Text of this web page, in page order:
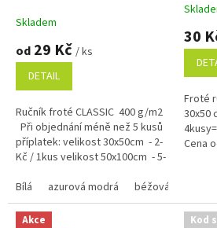
Skladem
od 29 Kč / ks
DETAIL
Ručník froté CLASSIC 400 g/m2
Při objednání méně než 5 kusů
příplatek: velikost 30x50cm - 2-
Kč / 1kus velikost 50x100cm - 5-
Bílá
azurová modrá béžová
4,9
5
30
Froté
30x50
Cena
Akce
Kod